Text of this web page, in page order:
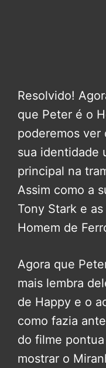
Resolvido!
que Peter é o
poderemos ver
sua identidade
principal na
Assim como a
Tony Stark e
Homem de
Agora que
mais lembra
de Happy e o
como fazia
do filme
mostrar o